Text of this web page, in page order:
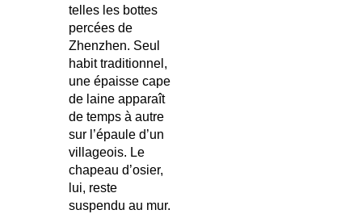
telles les bottes
percées de
Zhenzhen. Seul
habit traditionnel,
une épaisse cape
de laine apparaît
de temps à autre
sur l’épaule d’un
villageois. Le
chapeau d’osier,
lui, reste
suspendu au mur.